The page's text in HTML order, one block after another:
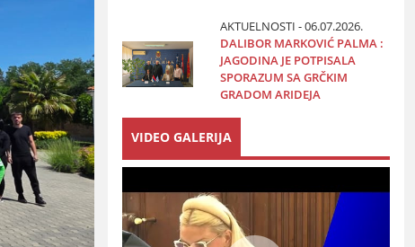
AKTUELNOSTI - 06.07.2026.
DALIBOR MARKOVIĆ PALMA :
JAGODINA JE POTPISALA
SPORAZUM SA GRČKIM
GRADOM ARIDEJA
VIDEO GALERIJA